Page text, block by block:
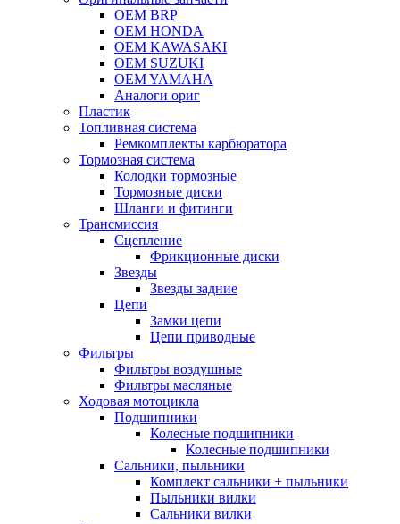
OEM BRP
OEM HONDA
OEM KAWASAKI
OEM SUZUKI
OEM YAMAHA
Аналоги ориг
Пластик
Топливная система
Ремкомплекты карбюратора
Тормозная система
Колодки тормозные
Тормозные диски
Шланги и фитинги
Трансмиссия
Cцепление
Фрикционные диски
Звезды
Звезды задние
Цепи
Замки цепи
Цепи приводные
Фильтры
Фильтры воздушные
Фильтры масляные
Ходовая мотоцикла
Подшипники
Колесные подшипники
Колесные подшипники
Сальники, пыльники
Комплект сальники + пыльники
Пыльники вилки
Сальники вилки